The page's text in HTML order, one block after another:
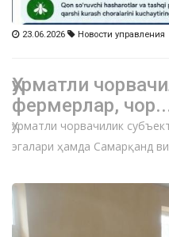
23.06.2026 Новости управления
Ҳурматли
фермерлар,
Ҳурматли чорвачилик
эгалари ҳамда Самарқанд
Самарқанд вилояти
ривожлантириш
ветеринария ва